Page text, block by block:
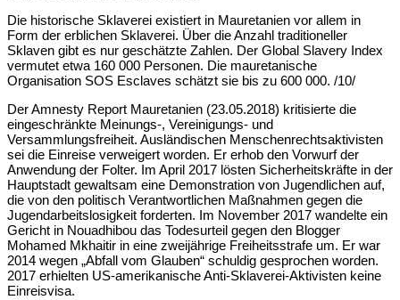
Die historische Sklaverei existiert in Mauretanien vor allem in
Form der erblichen Sklaverei. Über die Anzahl traditioneller
Sklaven gibt es nur geschätzte Zahlen. Der Global Slavery Index
vermutet etwa 160 000 Personen. Die mauretanische
Organisation SOS Esclaves schätzt sie bis zu 600 000. /10/
Der Amnesty Report Mauretanien (23.05.2018) kritisierte die
eingeschränkte Meinungs-, Vereinigungs- und
Versammlungsfreiheit. Ausländischen Menschenrechtsaktivisten
sei die Einreise verweigert worden. Er erhob den Vorwurf der
Anwendung der Folter. Im April 2017 lösten Sicherheitskräfte in der
Hauptstadt gewaltsam eine Demonstration von Jugendlichen auf,
die von den politisch Verantwortlichen Maßnahmen gegen die
Jugendarbeitslosigkeit forderten. Im November 2017 wandelte ein
Gericht in Nouadhibou das Todesurteil gegen den Blogger
Mohamed Mkhaitir in eine zweijährige Freiheitsstrafe um. Er war
2014 wegen „Abfall vom Glauben“ schuldig gesprochen worden.
2017 erhielten US-amerikanische Anti-Sklaverei-Aktivisten keine
Einreisvisa.